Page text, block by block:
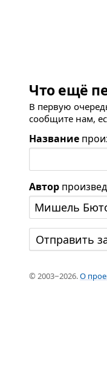
Что ещё
В первую
сообщите нам,
Название
Автор
© 2003−2026.О